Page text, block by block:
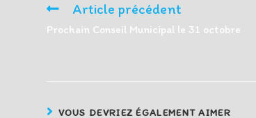
Read
articles
Article précédent
Prochain Conseil Municipal le 31 octobre
VOUS DEVRIEZ ÉGALEMENT AIMER